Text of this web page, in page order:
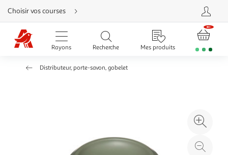
Aller
directement
au
contenu
Aller
directement
Aller
Choisir vos courses
Rayons Recherche Mes produits
Distributeur, porte-savon, gobelet